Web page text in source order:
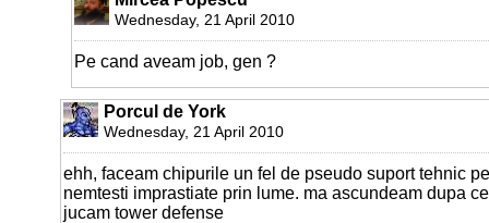
Wednesday, 21 April 2010
Pe cand aveam job, gen ?
Porcul de York
Wednesday, 21 April 2010
ehh, faceam chipurile un fel de pseudo suport tehnic
nemtesti imprastiate prin lume. ma ascundeam dupa
jucam tower defense